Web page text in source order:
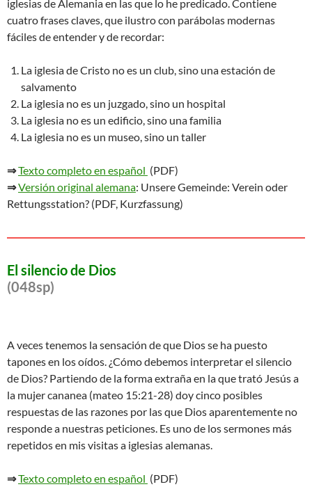
iglesias de Alemania en las que lo he predicado. Contiene
cuatro frases claves, que ilustro con parábolas modernas
fáciles de entender y de recordar:
La iglesia de Cristo no es un club, sino una estación de
salvamento
La iglesia no es un juzgado, sino un hospital
La iglesia no es un edificio, sino una familia
La iglesia no es un museo, sino un taller
⇒Texto completo en español (PDF)
⇒Versión original alemana: Unsere Gemeinde: Verein oder
Rettungsstation? (PDF, Kurzfassung)
El silencio de Dios
(048sp)
A veces tenemos la sensación de que Dios se ha puesto
tapones en los oídos. ¿Cómo debemos interpretar el silencio
de Dios? Partiendo de la forma extraña en la que trató Jesús a
la mujer cananea (mateo 15:21-28) doy cinco posibles
respuestas de las razones por las que Dios aparentemente no
responde a nuestras peticiones. Es uno de los sermones más
repetidos en mis visitas a iglesias alemanas.
⇒Texto completo en español (PDF)